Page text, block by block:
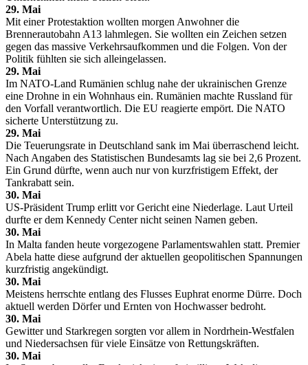
29. Mai
Mit einer Protestaktion wollten morgen Anwohner die
Brennerautobahn A13 lahmlegen. Sie wollten ein Zeichen setzen
gegen das massive Verkehrsaufkommen und die Folgen. Von der
Politik fühlten sie sich alleingelassen.
29. Mai
Im NATO-Land Rumänien schlug nahe der ukrainischen Grenze
eine Drohne in ein Wohnhaus ein. Rumänien machte Russland für
den Vorfall verantwortlich. Die EU reagierte empört. Die NATO
sicherte Unterstützung zu.
29. Mai
Die Teuerungsrate in Deutschland sank im Mai überraschend leicht.
Nach Angaben des Statistischen Bundesamts lag sie bei 2,6 Prozent.
Ein Grund dürfte, wenn auch nur von kurzfristigem Effekt, der
Tankrabatt sein.
30. Mai
US-Präsident Trump erlitt vor Gericht eine Niederlage. Laut Urteil
durfte er dem Kennedy Center nicht seinen Namen geben.
30. Mai
In Malta fanden heute vorgezogene Parlamentswahlen statt. Premier
Abela hatte diese aufgrund der aktuellen geopolitischen Spannungen
kurzfristig angekündigt.
30. Mai
Meistens herrschte entlang des Flusses Euphrat enorme Dürre. Doch
aktuell werden Dörfer und Ernten von Hochwasser bedroht.
30. Mai
Gewitter und Starkregen sorgten vor allem in Nordrhein-Westfalen
und Niedersachsen für viele Einsätze von Rettungskräften.
30. Mai